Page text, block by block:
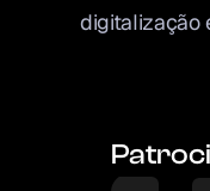
digitalização